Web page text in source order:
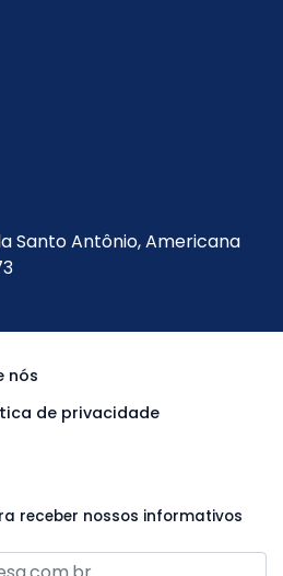
Santo Antônio, Americana
nós
de privacidade
receber nossos informativos